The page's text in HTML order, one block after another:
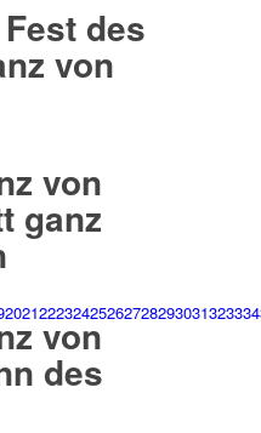
des
von
von
ganz
von
des
202122232425262728293031323334